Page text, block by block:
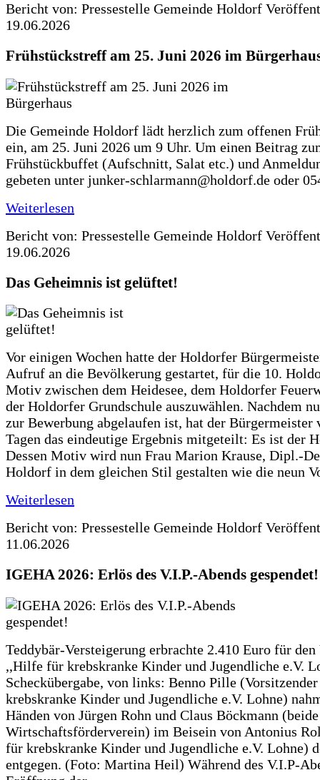
Bericht von: Pressestelle Gemeinde Holdorf
19.06.2026
Frühstückstreff am 25. Juni 2026 im
Die Gemeinde Holdorf lädt herzlich zum offenen
ein, am 25. Juni 2026 um 9 Uhr. Um einen Beitrag
Frühstückbuffet (Aufschnitt, Salat etc.) und
gebeten unter junker-schlarmann@holdorf.de oder
Weiterlesen
Bericht von: Pressestelle Gemeinde Holdorf
19.06.2026
Das Geheimnis ist gelüftet!
Vor einigen Wochen hatte der Holdorfer
Aufruf an die Bevölkerung gestartet, für die 10.
Motiv zwischen dem Heidesee, dem Holdorfer
der Holdorfer Grundschule auszuwählen. Nachdem
zur Bewerbung abgelaufen ist, hat der Bürgermeister
Tagen das eindeutige Ergebnis mitgeteilt: Es ist der
Dessen Motiv wird nun Frau Marion Krause, Dipl.-
Holdorf in dem gleichen Stil gestalten wie die neun
Weiterlesen
Bericht von: Pressestelle Gemeinde Holdorf
11.06.2026
IGEHA 2026: Erlös des V.I.P.-Abends gespendet!
Teddybär-Versteigerung erbrachte 2.410 Euro für den
,,Hilfe für krebskranke Kinder und Jugendliche e.V.
Scheckübergabe, von links: Benno Pille
krebskranke Kinder und Jugendliche e.V. Lohne)
Händen von Jürgen Rohn und Claus Böckmann
Wirtschaftsförderverein) im Beisein von Antonius
für krebskranke Kinder und Jugendliche e.V. Lohne)
entgegen. (Foto: Martina Heil) Während des V.I.P-